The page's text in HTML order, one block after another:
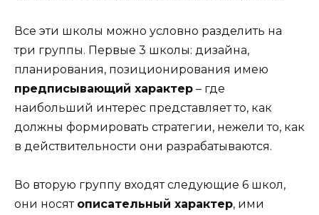
Все эти школы можно условно разделить на
три группы. Первые 3 школы: дизайна,
планирования, позиционирования имею
предписывающий характер – где
наибольший интерес представляет то, как
должны формировать стратегии, нежели то, как
в действительности они разрабатываются.
Во вторую группу входят следующие 6 школ,
они носят описательный характер, ими